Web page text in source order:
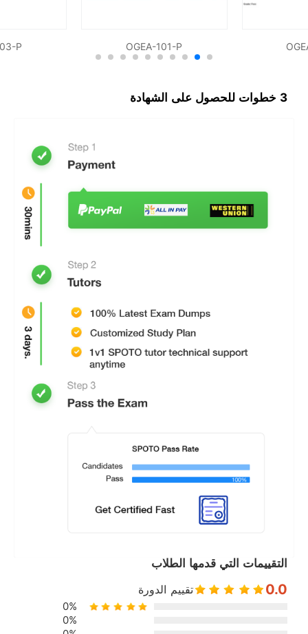
OGEA-101-P
P
3 خطوات للحصول على الشهادة
التقييمات التي قدمها الطلاب
0.0 تقييم الدورة
0%
0%